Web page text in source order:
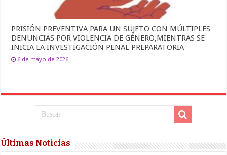
PRISIÓN PREVENTIVA PARA UN SUJETO CON MÚLTIPLES
DENUNCIAS POR VIOLENCIA DE GÉNERO,MIENTRAS SE
INICIA LA INVESTIGACIÓN PENAL PREPARATORIA
6 de mayo de 2026
Últimas Noticias